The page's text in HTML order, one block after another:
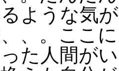
ような気
、。ここ
た人間が